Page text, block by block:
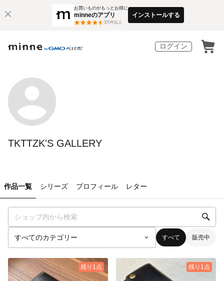
お買いものがもっとお得に
minneのアプリ
3万件以上
インストールする
ログイン
TKTTZK'S GALLERY
作品一覧 シリーズ プロフィール レター
すべて 販売中
残り1点 残り1点